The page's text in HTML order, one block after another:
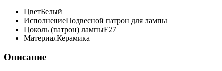
ЦветБелый
ИсполнениеПодвесной патрон для лампы
Цоколь (патрон) лампыE27
МатериалКерамика
Описание